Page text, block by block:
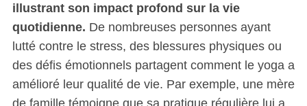
illustrant son impact profond sur la vie
quotidienne. De nombreuses personnes ayant
lutté contre le stress, des blessures physiques ou
des défis émotionnels partagent comment le yoga a
amélioré leur qualité de vie. Par exemple, une mère
de famille témoigne que sa pratique régulière lui a